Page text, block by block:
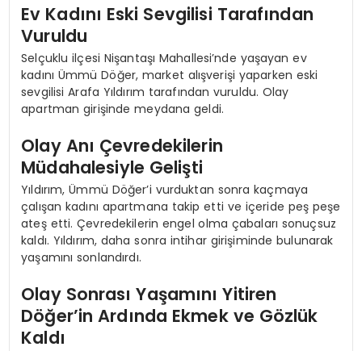
Ev Kadını Eski Sevgilisi Tarafından
Vuruldu
Selçuklu ilçesi Nişantaşı Mahallesi’nde yaşayan ev
kadını Ümmü Döğer, market alışverişi yaparken eski
sevgilisi Arafa Yıldırım tarafından vuruldu. Olay
apartman girişinde meydana geldi.
Olay Anı Çevredekilerin
Müdahalesiyle Gelişti
Yıldırım, Ümmü Döğer’i vurduktan sonra kaçmaya
çalışan kadını apartmana takip etti ve içeride peş peşe
ateş etti. Çevredekilerin engel olma çabaları sonuçsuz
kaldı. Yıldırım, daha sonra intihar girişiminde bulunarak
yaşamını sonlandırdı.
Olay Sonrası Yaşamını Yitiren
Döğer’in Ardında Ekmek ve Gözlük
Kaldı